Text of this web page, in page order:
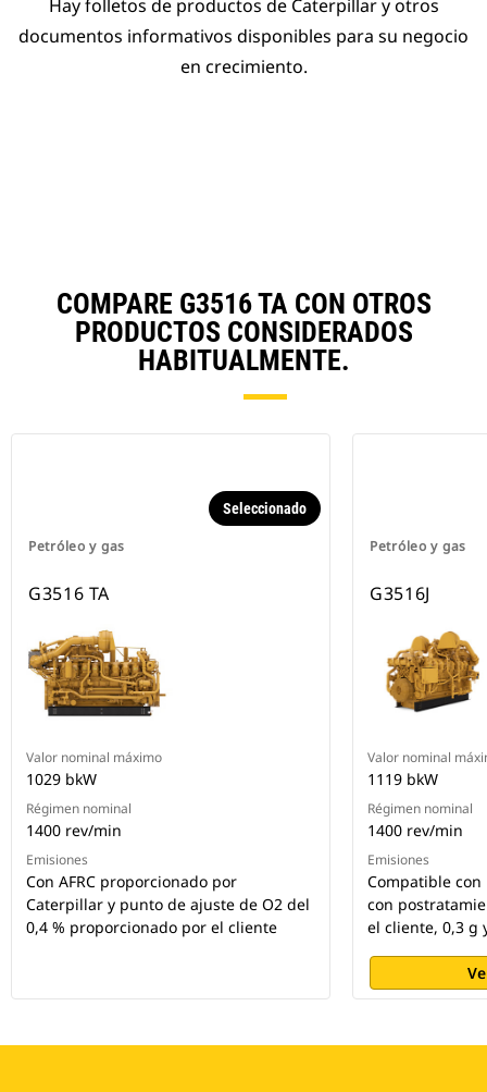
Hay folletos de productos de Caterpillar y otros
documentos informativos disponibles para su negocio
en crecimiento.
COMPARE G3516 TA CON OTROS
PRODUCTOS CONSIDERADOS
HABITUALMENTE.
Petróleo y gas
Seleccionado
G3516 TA
Valor nominal máximo
1029 bkW
Régimen nominal
1400 rev/min
Emisiones
Con AFRC proporcionado por
Caterpillar y punto de ajuste de O2 del
0,4 % proporcionado por el cliente
Petróleo y gas
G3516J
Valor nominal
1119 bkW
Régimen nominal
1400 rev/min
Emisiones
Compatible con
con
el cliente, 0,3 g